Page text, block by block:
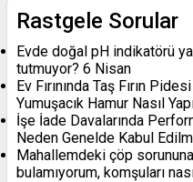
Rastgele Sorular
Evde doğal pH indikatörü
tutmuyor? 6 Nisan
Ev Fırınında Taş Fırın
Yumuşacık Hamur Nasıl
İşe İade Davalarında
Neden Genelde Kabul
Mahallemdeki çöp
bulamıyorum, komşuları